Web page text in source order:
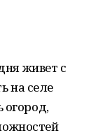
живет с
на селе
огород,